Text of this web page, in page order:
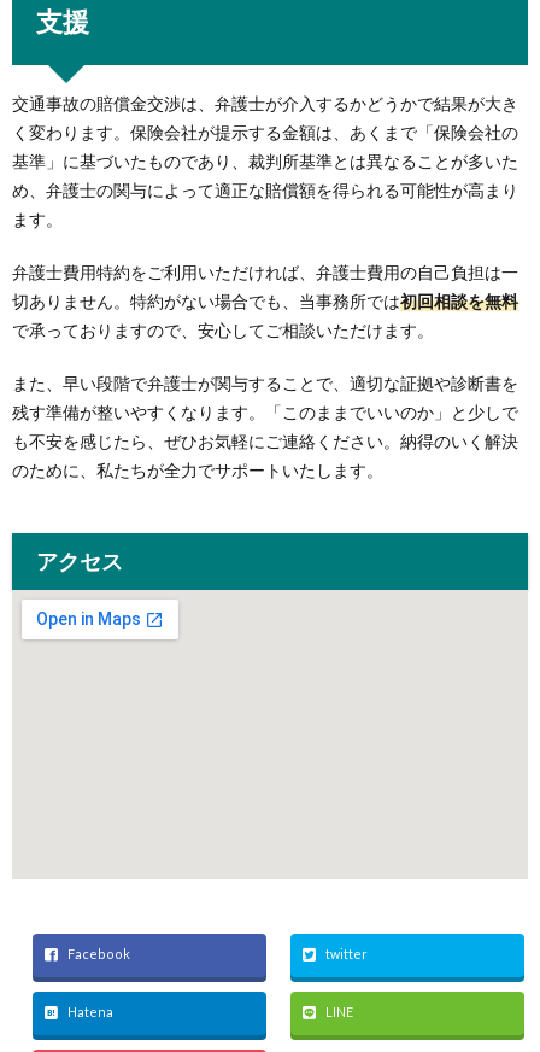
支援
交通事故の賠償金交渉は、弁護士が介入するかどうかで結果が大き
く変わります。保険会社が提示する金額は、あくまで「保険会社の
基準」に基づいたものであり、裁判所基準とは異なることが多いた
め、弁護士の関与によって適正な賠償額を得られる可能性が高まり
ます。
弁護士費用特約をご利用いただければ、弁護士費用の自己負担は一
切ありません。特約がない場合でも、当事務所では初回相談を無料
で承っておりますので、安心してご相談いただけます。
また、早い段階で弁護士が関与することで、適切な証拠や診断書を
残す準備が整いやすくなります。「このままでいいのか」と少しで
も不安を感じたら、ぜひお気軽にご連絡ください。納得のいく解決
のために、私たちが全力でサポートいたします。
アクセス
Facebook twitter
Hatena LINE